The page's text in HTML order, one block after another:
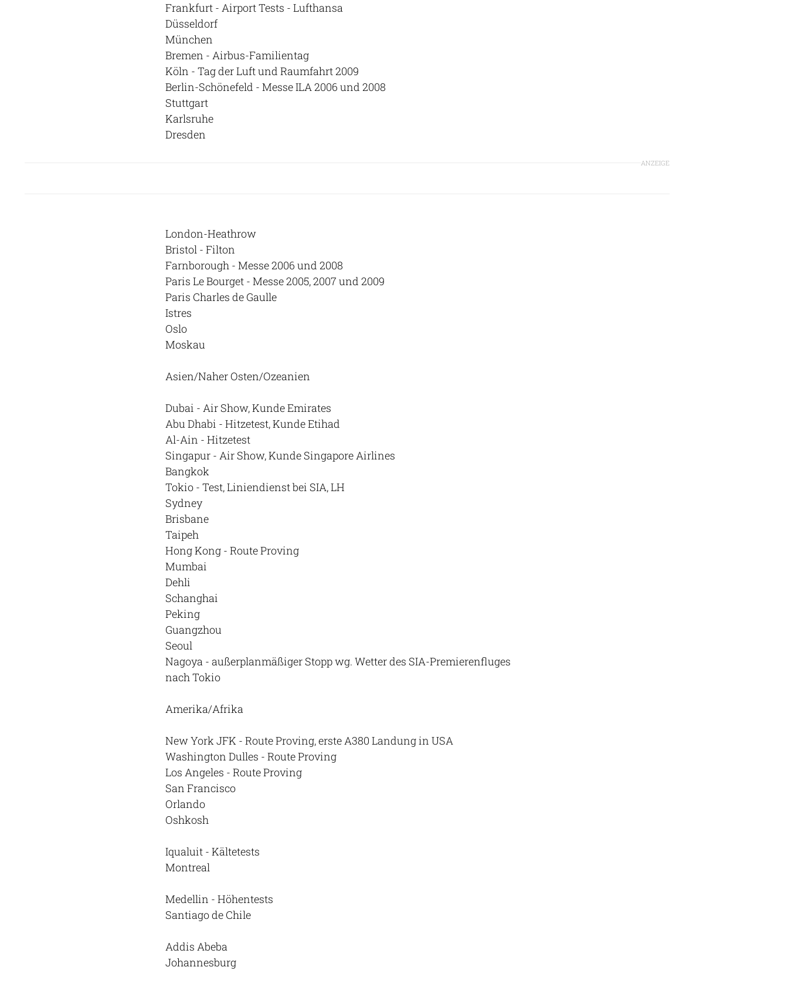
Frankfurt - Airport Tests - Lufthansa
Düsseldorf
München
Bremen - Airbus-Familientag
Köln - Tag der Luft und Raumfahrt 2009
Berlin-Schönefeld - Messe ILA 2006 und 2008
Stuttgart
Karlsruhe
Dresden
ANZEIGE
London-Heathrow
Bristol - Filton
Farnborough - Messe 2006 und 2008
Paris Le Bourget - Messe 2005, 2007 und 2009
Paris Charles de Gaulle
Istres
Oslo
Moskau
Asien/Naher Osten/Ozeanien
Dubai - Air Show, Kunde Emirates
Abu Dhabi - Hitzetest, Kunde Etihad
Al-Ain - Hitzetest
Singapur - Air Show, Kunde Singapore Airlines
Bangkok
Tokio - Test, Liniendienst bei SIA, LH
Sydney
Brisbane
Taipeh
Hong Kong - Route Proving
Mumbai
Dehli
Schanghai
Peking
Guangzhou
Seoul
Nagoya - außerplanmäßiger Stopp wg. Wetter des SIA-Premierenfluges
nach Tokio
Amerika/Afrika
New York JFK - Route Proving, erste A380 Landung in USA
Washington Dulles - Route Proving
Los Angeles - Route Proving
San Francisco
Orlando
Oshkosh
Iqualuit - Kältetests
Montreal
Medellin - Höhentests
Santiago de Chile
Addis Abeba
Johannesburg